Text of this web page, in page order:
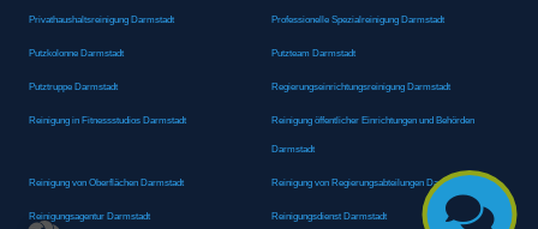

Privathaushaltsreinigung Darmstadt Professionelle Spezialreinigung Darmstadt
Putzkolonne Darmstadt Putzteam Darmstadt
Putztruppe Darmstadt Regierungseinrichtungsreinigung Darmstadt
Reinigung in Fitnessstudios Darmstadt Reinigung öffentlicher Einrichtungen und Behörden
Darmstadt
Reinigung von Oberflächen Darmstadt Reinigung von Regierungsabteilungen Darmstadt
Reinigungsagentur Darmstadt Reinigungsdienst Darmstadt